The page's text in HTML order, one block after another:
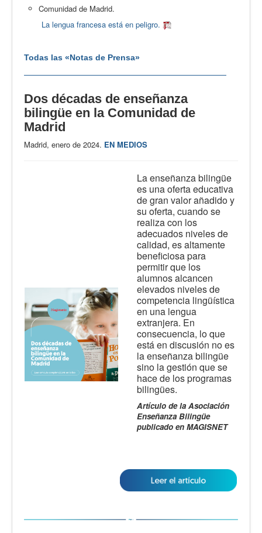
Comunidad de Madrid.
La lengua francesa está en peligro.
Todas las «Notas de Prensa»
Dos décadas de enseñanza
bilingüe en la Comunidad de
Madrid
Madrid, enero de 2024. EN MEDIOS
La enseñanza bilingüe
es una oferta educativa
de gran valor añadido y
su oferta, cuando se
realiza con los
adecuados niveles de
calidad, es altamente
beneficiosa para
permitir que los
alumnos alcancen
elevados niveles de
competencia lingüística
en una lengua
extranjera. En
consecuencia, lo que
está en discusión no es
la enseñanza bilingüe
sino la gestión que se
hace de los programas
bilingües.
Artículo de la Asociación
Enseñanza Bilingüe
publicado en MAGISNET